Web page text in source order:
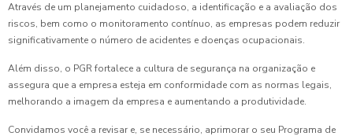
Através de um planejamento cuidadoso, a identificação e a avaliação dos
riscos, bem como o monitoramento contínuo, as empresas podem reduzir
significativamente o número de acidentes e doenças ocupacionais.
Além disso, o PGR fortalece a cultura de segurança na organização e
assegura que a empresa esteja em conformidade com as normas legais,
melhorando a imagem da empresa e aumentando a produtividade.
Convidamos você a revisar e, se necessário, aprimorar o seu Programa de